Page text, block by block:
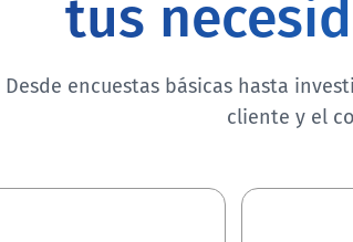
tus
Desde encuestas básicas hasta
cliente y el